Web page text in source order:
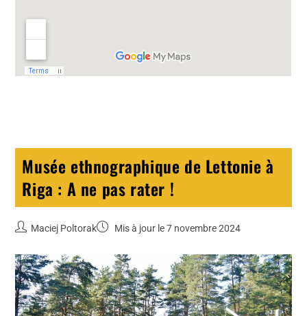
Musée ethnographique de Lettonie à
Riga : A ne pas rater !
Maciej Poltorak Mis à jour le 7 novembre 2024